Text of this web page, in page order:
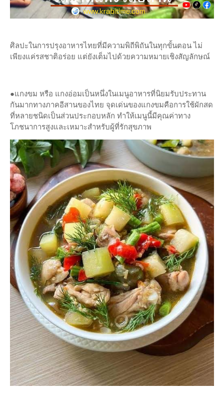
ศิลปะในการปรุงอาหารไทยที่มีความพิถีพิถันในทุกขั้นตอน ไม่
เพียงแค่รสชาติอร่อย แต่ยังเต็มไปด้วยความหมายเชิงสัญลักษณ์
●แกงขม หรือ แกงอ่อมเป็นหนึ่งในเมนูอาหารที่นิยมรับประทาน
กันมากทางภาคอีสานของไทย จุดเด่นของแกงขมคือการใช้ผักสด
ที่หลายชนิดเป็นส่วนประกอบหลัก ทำให้เมนูนี้มีคุณค่าทาง
โภชนาการสูงและเหมาะสำหรับผู้ที่รักสุขภาพ